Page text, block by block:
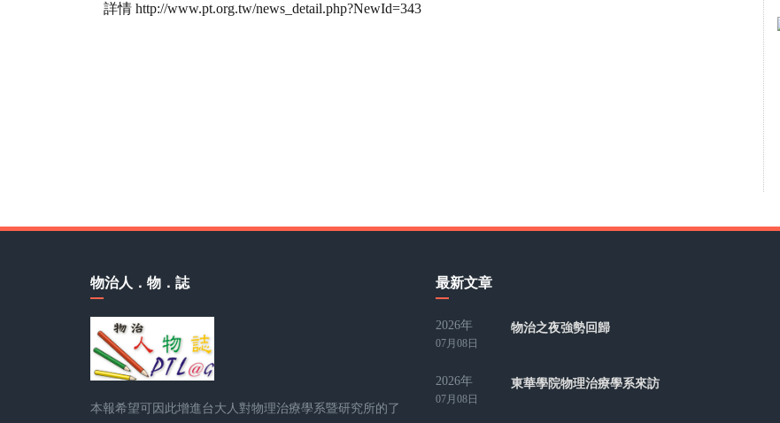
詳情 http://www.pt.org.tw/news_detail.php?NewId=343
物治人．物．誌
本報希望可因此增進台大人對物理治療學系暨研究所的了
最新文章
2026年
07月08日
物治之夜強勢回歸
2026年
07月08日
東華學院物理治療學系來訪